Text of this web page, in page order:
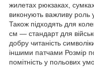
жилетах рюкзаках,
виконують важливу роль у
Також підходять для
см — стандарт для
добру читаність
іншими патчами Розмір
помітність у польових